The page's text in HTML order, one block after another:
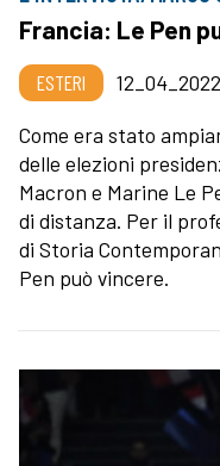
Francia: Le Pen
ESTERI 12_04_2022
Come era stato
delle elezioni
Macron e Marine Le
di distanza. Per il
di Storia
Pen può vincere.